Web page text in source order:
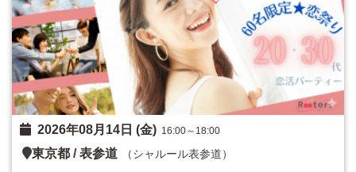
2026年08月14日 (金) 16:00～18:00
東京都 /表参道 （シャルール表参道）